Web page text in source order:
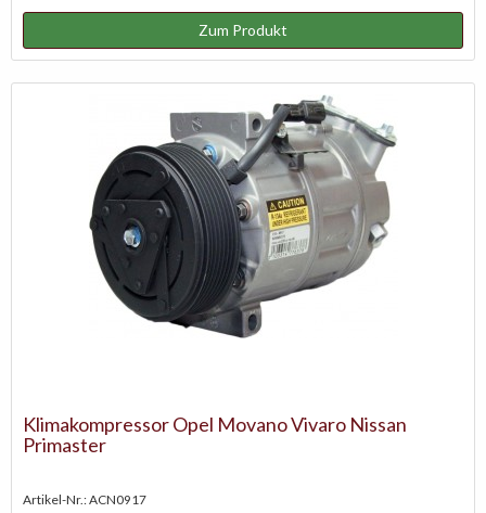
Zum Produkt
Klimakompressor Opel Movano Vivaro Nissan
Primaster
Artikel-Nr.: ACN0917